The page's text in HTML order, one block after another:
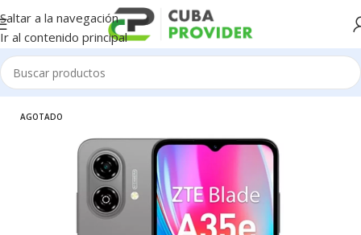
Saltar a la navegación
Ir al contenido principal
Inicio/Celulares/ZTE
AGOTADO